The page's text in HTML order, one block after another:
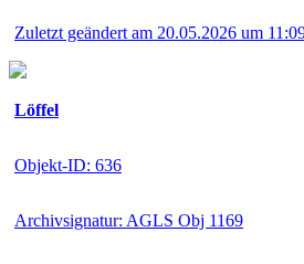
Zuletzt geändert am 20.05.2026 um
Löffel
Objekt-ID: 636
Archivsignatur: AGLS Obj 1169